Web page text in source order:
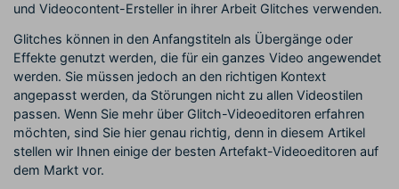
Blog
und Videocontent-Ersteller in ihrer Arbeit Glitches verwenden.
Glitches können in den Anfangstiteln als Übergänge oder
Effekte genutzt werden, die für ein ganzes Video angewendet
werden. Sie müssen jedoch an den richtigen Kontext
angepasst werden, da Störungen nicht zu allen Videostilen
passen. Wenn Sie mehr über Glitch-Videoeditoren erfahren
möchten, sind Sie hier genau richtig, denn in diesem Artikel
stellen wir Ihnen einige der besten Artefakt-Videoeditoren auf
dem Markt vor.